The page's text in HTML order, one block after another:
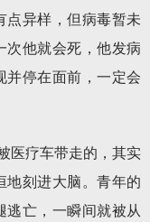
点异样，但病毒暂未
次他就会死，他发病
并停在面前，一定会
医疗车带走的，其实
地刻进大脑。青年的
逃亡，一瞬间就被从